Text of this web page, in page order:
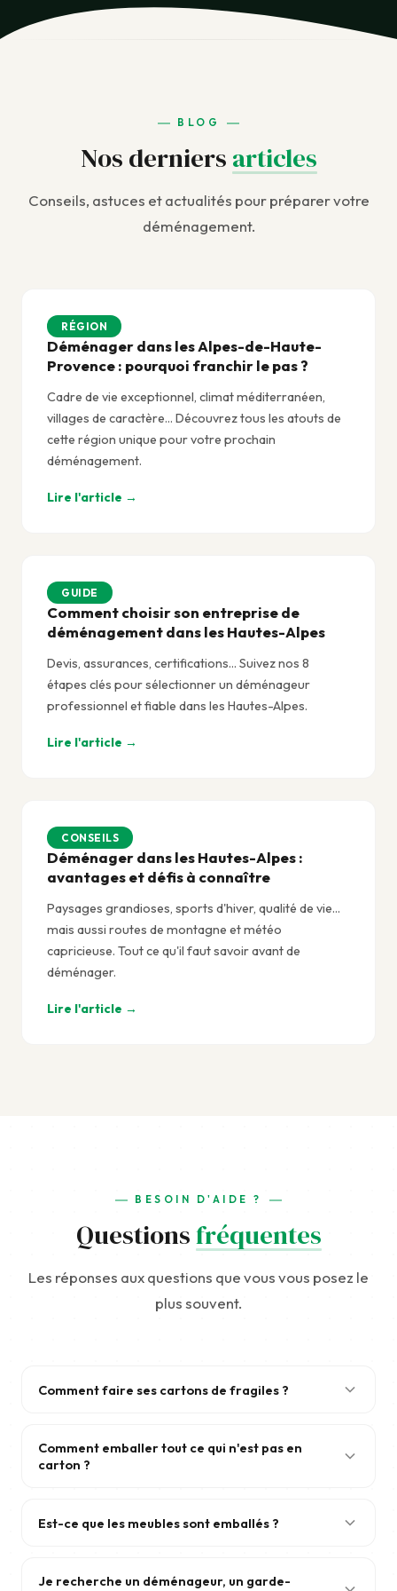
BLOG
Nos derniers articles
Conseils, astuces et actualités pour préparer votre
déménagement.
RÉGION
Déménager dans les Alpes-de-Haute-
Provence : pourquoi franchir le pas ?
Cadre de vie exceptionnel, climat méditerranéen,
villages de caractère... Découvrez tous les atouts de
cette région unique pour votre prochain
déménagement.
Lire l'article →
GUIDE
Comment choisir son entreprise de
déménagement dans les Hautes-Alpes
Devis, assurances, certifications... Suivez nos 8
étapes clés pour sélectionner un déménageur
professionnel et fiable dans les Hautes-Alpes.
Lire l'article →
CONSEILS
Déménager dans les Hautes-Alpes :
avantages et défis à connaître
Paysages grandioses, sports d'hiver, qualité de vie...
mais aussi routes de montagne et météo
capricieuse. Tout ce qu'il faut savoir avant de
déménager.
Lire l'article →
BESOIN D'AIDE ?
Questionsfréquentes
Les réponses aux questions que vous vous posez le
plus souvent.
Comment faire ses cartons de fragiles ?
ensemble d'outils de protection vous est fourni pour
garantir la sécurité de vos biens :
placer le premier croisillon à la base, remplir chaque
Comment emballer tout ce qui n'est pas en
carton ?
l'être. Cependant, certains articles (horloges, miroirs,
Nos déménageurs traitent ces objets avec le même
Est-ce que les meubles sont emballés ?
soigneusement emballé avec des couvertures
Je recherche un déménageur, un garde-